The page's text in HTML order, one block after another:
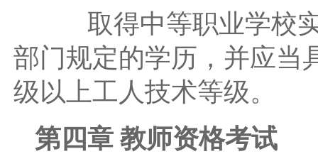
取得中等职业学校实
部门规定的学历，并应当
级以上工人技术等级。
第四章 教师资格考试